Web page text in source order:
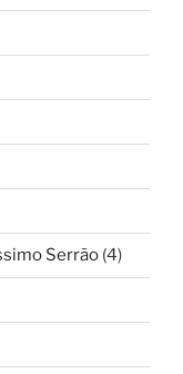
Serrão (4)